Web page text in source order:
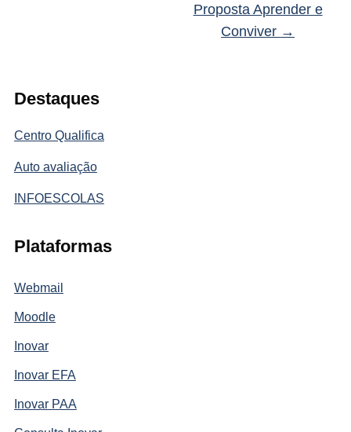
Destaques
Centro Qualifica
Auto avaliação
INFOESCOLAS
Plataformas
Webmail
Moodle
Inovar
Inovar EFA
Inovar PAA
Proposta Aprender e
Conviver →